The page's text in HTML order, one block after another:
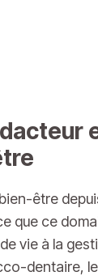
être
que ce
vie à la
dentaire,